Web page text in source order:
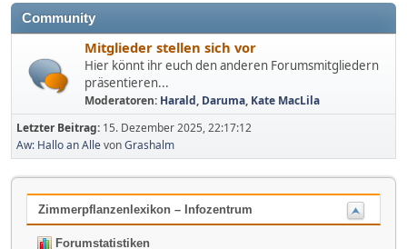
Community
Mitglieder stellen sich vor
Hier könnt ihr euch den anderen Forumsmitgliedern
präsentieren...
Moderatoren: Harald, Daruma, Kate MacLila
Letzter Beitrag: 15. Dezember 2025, 22:17:12
Aw: Hallo an AllevonGrashalm
Zimmerpflanzenlexikon – Infozentrum
Forumstatistiken